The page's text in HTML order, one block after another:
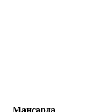
Мансарда